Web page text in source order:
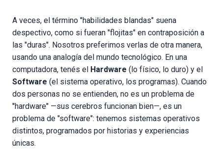
A veces, el término "habilidades blandas" suena
despectivo, como si fueran "flojitas" en contraposición a
las "duras". Nosotros preferimos verlas de otra manera,
usando una analogía del mundo tecnológico. En una
computadora, tenés el Hardware (lo físico, lo duro) y el
Software (el sistema operativo, los programas). Cuando
dos personas no se entienden, no es un problema de
"hardware" —sus cerebros funcionan bien—, es un
problema de "software": tenemos sistemas operativos
distintos, programados por historias y experiencias
únicas.